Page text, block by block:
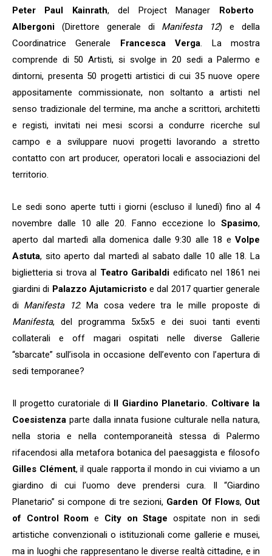
Peter Paul Kainrath, del Project Manager Roberto
Albergoni (Direttore generale di Manifesta 12) e della
Coordinatrice Generale Francesca Verga . La mostra
comprende di 50 Artisti, si svolge in 20 sedi a Palermo e
dintorni, presenta 50 progetti artistici di cui 35 nuove opere
appositamente commissionate, non soltanto a artisti nel
senso tradizionale del termine, ma anche a scrittori, architetti
e registi, invitati nei mesi scorsi a condurre ricerche sul
campo e a sviluppare nuovi progetti lavorando a stretto
contatto con art producer, operatori locali e associazioni del
territorio.
Le sedi sono aperte tutti i giorni (escluso il lunedì) fino al 4
novembre dalle 10 alle 20. Fanno eccezione lo Spasimo,
aperto dal martedì alla domenica dalle 9:30 alle 18 e Volpe
Astuta, sito aperto dal martedì al sabato dalle 10 alle 18. La
biglietteria si trova al Teatro Garibaldi edificato nel 1861 nei
giardini di Palazzo Ajutamicristo e dal 2017 quartier generale
di Manifesta 12. Ma cosa vedere tra le mille proposte di
Manifesta, del programma 5x5x5 e dei suoi tanti eventi
collaterali e off magari ospitati nelle diverse Gallerie
“sbarcate” sull’isola in occasione dell’evento con l’apertura di
sedi temporanee?
Il progetto curatoriale di Il Giardino Planetario. Coltivare la
Coesistenza parte dalla innata fusione culturale nella natura,
nella storia e nella contemporaneità stessa di Palermo
rifacendosi alla metafora botanica del paesaggista e filosofo
Gilles Clément, il quale rapporta il mondo in cui viviamo a un
giardino di cui l’uomo deve prendersi cura. Il “Giardino
Planetario” si compone di tre sezioni, Garden Of Flows, Out
of Control Room e City on Stage ospitate non in sedi
artistiche convenzionali o istituzionali come gallerie e musei,
ma in luoghi che rappresentano le diverse realtà cittadine, e in